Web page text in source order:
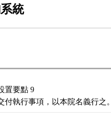
統
置要點 9
付執行事項，以本院名義行之。